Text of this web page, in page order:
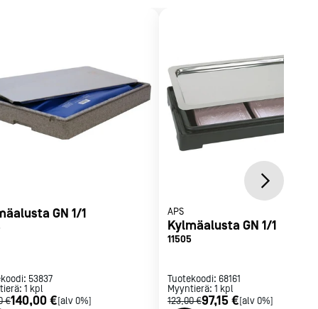
GN 1/1
53837
1 kpl
€140,00 €[alv 0%]
APS
Kylmäalusta GN 1/1
11505
Tuotekoodi: 68161
Myyntierä: 1 kpl
123,00 €97,15 €[alv 0%]